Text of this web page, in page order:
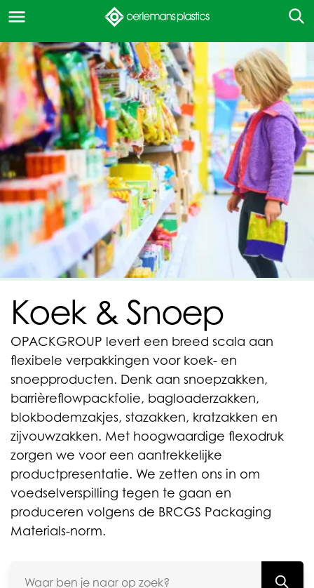
Koek & Snoep
OPACKGROUP levert een breed scala aan
flexibele verpakkingen voor koek- en
snoepproducten. Denk aan snoepzakken,
barrièreflowpackfolie, bagloaderzakken,
blokbodemzakjes, stazakken, kratzakken en
zijvouwzakken. Met hoogwaardige flexodruk
zorgen we voor een aantrekkelijke
productpresentatie. We zetten ons in om
voedselverspilling tegen te gaan en
produceren volgens de BRCGS Packaging
Materials-norm.